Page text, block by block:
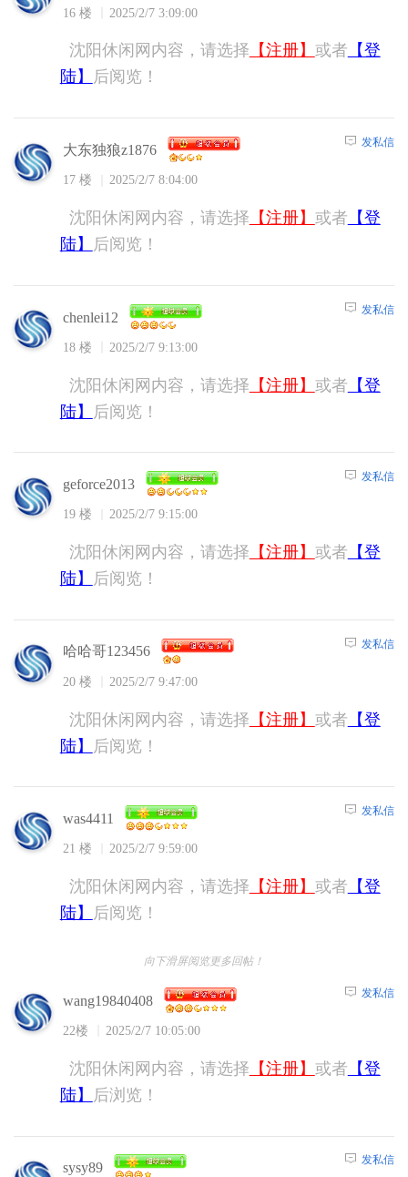
16 楼 2025/2/7 3:09:00
沈阳休闲网内容，请选择 【注册】 或者 【登
陆】
后阅览！
大东独狼z1876
17 楼 2025/2/7 8:04:00
发私信
沈阳休闲网内容，请选择 【注册】 或者 【登
陆】
后阅览！
chenlei12
18 楼 2025/2/7 9:13:00
发私信
沈阳休闲网内容，请选择 【注册】 或者 【登
陆】
后阅览！
geforce2013
19 楼 2025/2/7 9:15:00
发私信
沈阳休闲网内容，请选择 【注册】 或者 【登
陆】
后阅览！
哈哈哥123456
20 楼 2025/2/7 9:47:00
发私信
沈阳休闲网内容，请选择 【注册】 或者 【登
陆】
后阅览！
was4411
21 楼 2025/2/7 9:59:00
发私信
沈阳休闲网内容，请选择 【注册】 或者 【登
陆】
后阅览！
向下滑屏阅览更多回帖！
wang19840408
22楼 2025/2/7 10:05:00
发私信
沈阳休闲网内容，请选择 【注册】 或者 【登
陆】
后浏览！
sysy89 发私信